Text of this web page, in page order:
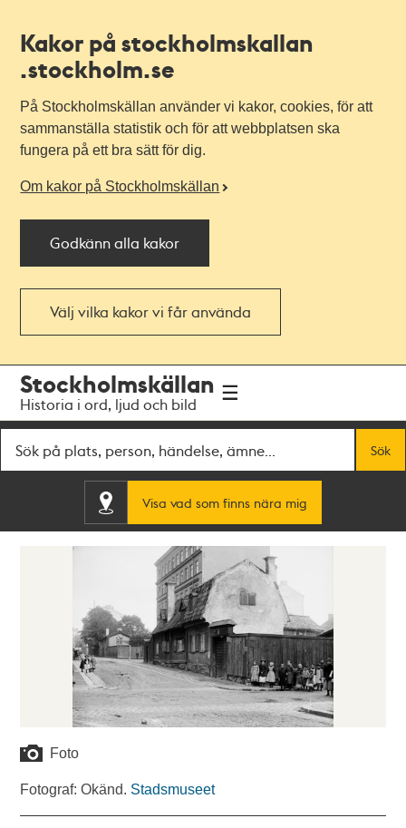
Kakor på stockholmskallan
.stockholm.se
På Stockholmskällan använder vi kakor, cookies, för att
sammanställa statistik och för att webbplatsen ska
fungera på ett bra sätt för dig.
Om kakor på Stockholmskällan
Godkänn alla kakor
Välj vilka kakor vi får använda
navigationen
huvudinnehållet
Stockholmskällan
Historia i ord, ljud och bild
Sök
Visa vad som finns nära mig
Foto
Fotograf: Okänd. Stadsmuseet